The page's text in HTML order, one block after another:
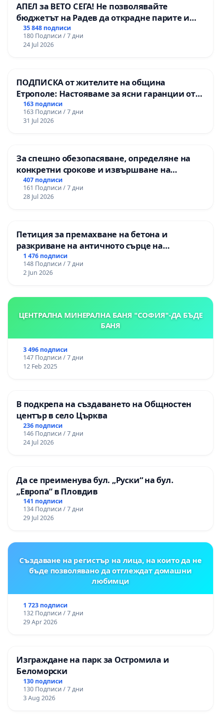
АПЕЛ за ВЕТО СЕГА! Не позволявайте
бюджетът на Радев да открадне парите и
правата ни в тъмното
35 848 подписи
180 Подписи / 7 дни
24 Jul 2026
ПОДПИСКА от жителите на община
Етрополе: Настояваме за ясни гаранции от
“Елаците-МЕД” АД и от държавата, че ще се
изпълнят всички екологични норми!
163 подписи
163 Подписи / 7 дни
31 Jul 2026
За спешно обезопасяване, определяне на
конкретни срокове и извършване на
цялостна рехабилитация на
републиканския път между пътен възел АМ
„Тракия“ - гр. Ихтиман - с. Мирово - к.к.
407 подписи
161 Подписи / 7 дни
28 Jul 2026
Петиция за премахване на бетона и
разкриване на античното сърце на
Могиланската могила във Враца
1 476 подписи
148 Подписи / 7 дни
2 Jun 2026
ЦЕНТРАЛНА МИНЕРАЛНА БАНЯ "СОФИЯ"-ДА БЪДЕ
БАНЯ
3 496 подписи
147 Подписи / 7 дни
12 Feb 2025
В подкрепа на създаването на Общностен
център в село Църква
236 подписи
146 Подписи / 7 дни
24 Jul 2026
Да се преименува бул. „Руски“ на бул.
„Европа“ в Пловдив
141 подписи
134 Подписи / 7 дни
29 Jul 2026
Създаване на регистър на лица, на които да не
бъде позволявано да отглеждат домашни
любимци
1 723 подписи
132 Подписи / 7 дни
29 Apr 2026
Изграждане на парк за Остромила и
Беломорски
130 подписи
130 Подписи / 7 дни
3 Aug 2026